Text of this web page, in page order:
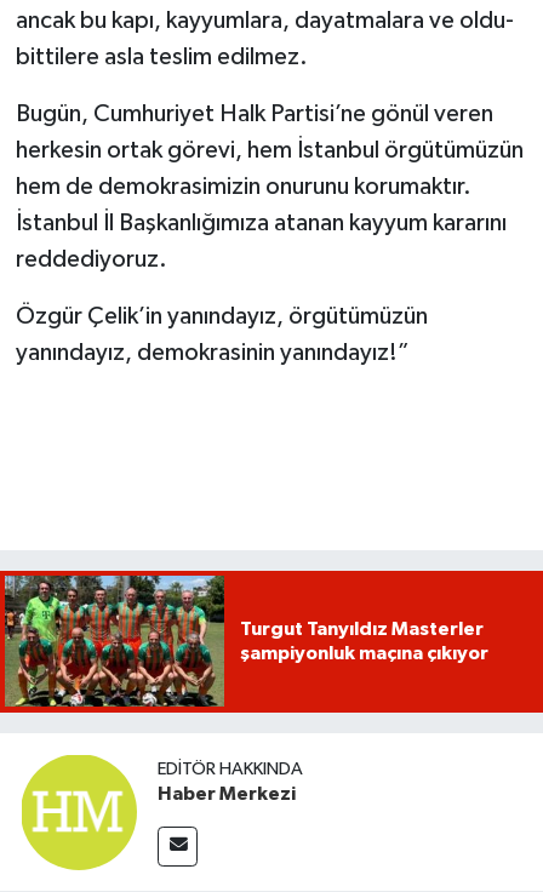
ancak bu kapı, kayyumlara, dayatmalara ve oldu-
bittilere asla teslim edilmez.
Bugün, Cumhuriyet Halk Partisi’ne gönül veren
herkesin ortak görevi, hem İstanbul örgütümüzün
hem de demokrasimizin onurunu korumaktır.
İstanbul İl Başkanlığımıza atanan kayyum kararını
reddediyoruz.
Özgür Çelik’in yanındayız, örgütümüzün
yanındayız, demokrasinin yanındayız!”
Turgut Tanyıldız Masterler
şampiyonluk maçına çıkıyor
EDITÖR HAKKINDA
Haber Merkezi